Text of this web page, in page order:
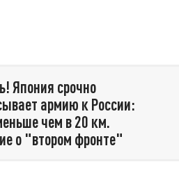
Япония срочно
армию к России:
чем в 20 км.
о "втором фронте"